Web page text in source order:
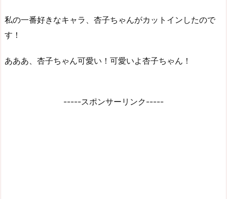
私の一番好きなキャラ、杏子ちゃんがカットインしたので
す！
あああ、杏子ちゃん可愛い！可愛いよ杏子ちゃん！
-----スポンサーリンク-----